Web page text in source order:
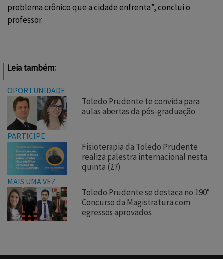
problema crônico que a cidade enfrenta”, conclui o
professor.
Leia também:
OPORTUNIDADE
Toledo Prudente te convida para
aulas abertas da pós-graduação
PARTICIPE
Fisioterapia da Toledo Prudente
realiza palestra internacional nesta
quinta (27)
MAIS UMA VEZ
Toledo Prudente se destaca no 190°
Concurso da Magistratura com
egressos aprovados